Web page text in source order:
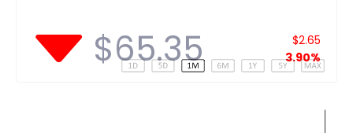
$65.35
$2.65
3.90%